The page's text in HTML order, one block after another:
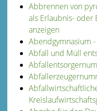
Abbrennen von
als Erlaubnis- oder
anzeigen
Abendgymnasium
Abfall und Müll